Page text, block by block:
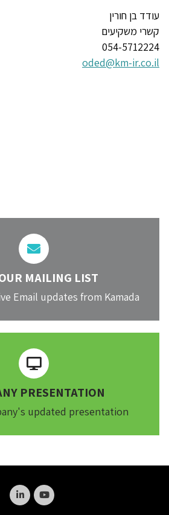
עודד בן חורין
קשרי משקיעים
054-5712224
oded@km-ir.co.il
MAILING LIST
Email updates from Kamada
PRESENTATION
updated presentation